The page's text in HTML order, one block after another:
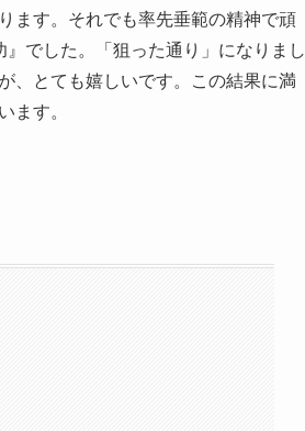
ます。それでも率先垂範の精神で頑
でした。「狙った通り」になりまし
、とても嬉しいです。この結果に満
ます。